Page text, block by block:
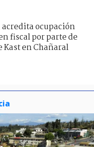
ocupación
fiscal por parte de
Kast en Chañaral